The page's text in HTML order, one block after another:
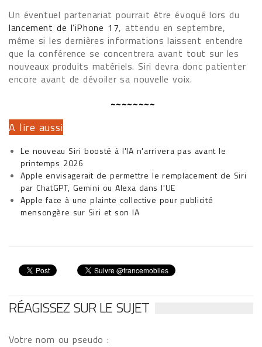
Un éventuel partenariat pourrait être évoqué lors du
lancement de l’iPhone 17, attendu en septembre,
même si les dernières informations laissent entendre
que la conférence se concentrera avant tout sur les
nouveaux produits matériels. Siri devra donc patienter
encore avant de dévoiler sa nouvelle voix.
~~~~~~~~
A lire aussi
Le nouveau Siri boosté à l'IA n'arrivera pas avant le
printemps 2026
Apple envisagerait de permettre le remplacement de Siri
par ChatGPT, Gemini ou Alexa dans l'UE
Apple face à une plainte collective pour publicité
mensongère sur Siri et son IA
RÉAGISSEZ SUR LE SUJET
Votre nom ou pseudo :